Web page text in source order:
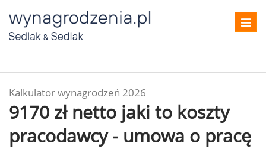
Kalkulator wynagrodzeń 2026
9170 zł netto jaki to koszty
pracodawcy - umowa o pracę